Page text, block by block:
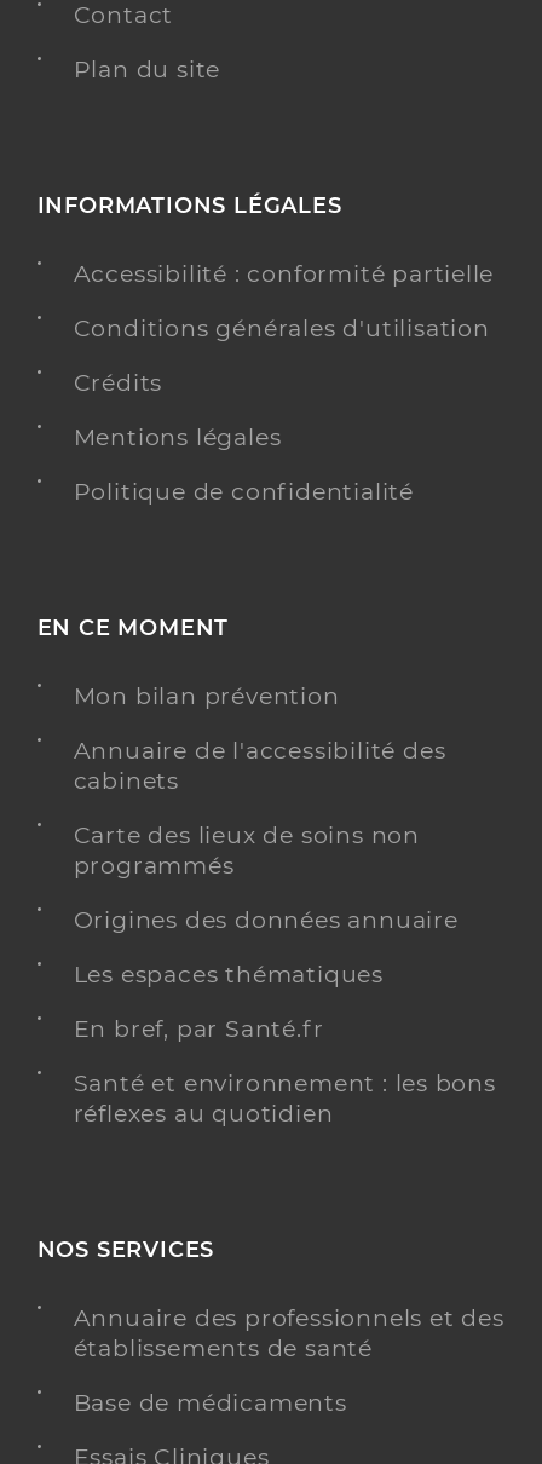
Contact
Plan du site
INFORMATIONS LÉGALES
Accessibilité : conformité partielle
Conditions générales d'utilisation
Crédits
Mentions légales
Politique de confidentialité
EN CE MOMENT
Mon bilan prévention
Annuaire de l'accessibilité des
cabinets
Carte des lieux de soins non
programmés
Origines des données annuaire
Les espaces thématiques
En bref, par Santé.fr
Santé et environnement : les bons
réflexes au quotidien
NOS SERVICES
Annuaire des professionnels et des
établissements de santé
Base de médicaments
Essais Cliniques